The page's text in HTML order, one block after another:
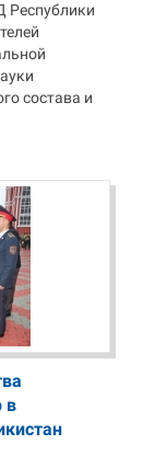
Республики
состава и
в